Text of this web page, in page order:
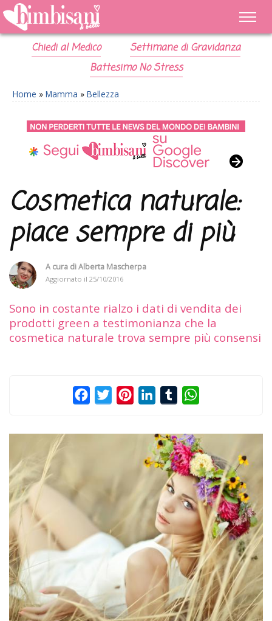
Chiedi al Medico
Settimane di Gravidanza
Battesimo No Stress
Home » Mamma » Bellezza
Cosmetica naturale:
piace sempre di più
A cura diAlberta Mascherpa
Aggiornato il 25/10/2016
Sono in costante rialzo i dati di vendita dei
prodotti green a testimonianza che la
cosmetica naturale trova sempre più consensi
FacebookTwitterPinterestLinkedInTumblr